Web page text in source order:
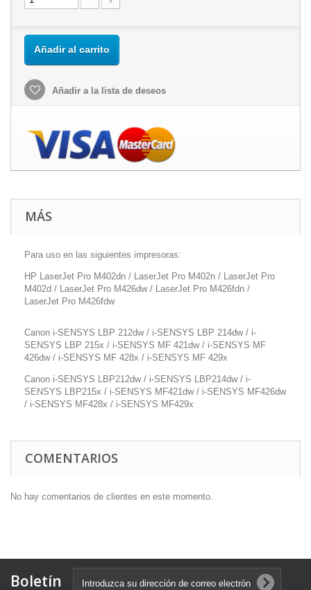
Añadir al carrito
Añadir a la lista de deseos
MÁS
Para uso en las siguientes impresoras:
HP LaserJet Pro M402dn / LaserJet Pro M402n / LaserJet Pro
M402d / LaserJet Pro M426dw / LaserJet Pro M426fdn /
LaserJet Pro M426fdw
Canon i-SENSYS LBP 212dw / i-SENSYS LBP 214dw / i-
SENSYS LBP 215x / i-SENSYS MF 421dw / i-SENSYS MF
426dw / i-SENSYS MF 428x / i-SENSYS MF 429x
Canon i-SENSYS LBP212dw / i-SENSYS LBP214dw / i-
SENSYS LBP215x / i-SENSYS MF421dw / i-SENSYS MF426dw
/ i-SENSYS MF428x / i-SENSYS MF429x
COMENTARIOS
No hay comentarios de clientes en este momento.
Boletín